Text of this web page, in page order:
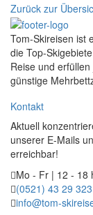
Zurück zur
Tom-Skireisen ist
die Top-
Reise und
günstige
Kontakt
Aktuell
unserer E-Mails
erreichbar!
Mo - Fr | 12 - 18
(0521) 43 29 323
info@tom-